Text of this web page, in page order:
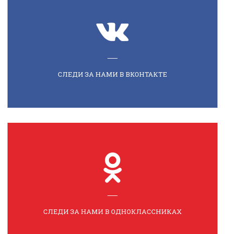
СЛЕДИ ЗА НАМИ В ВКОНТАКТЕ
СЛЕДИ ЗА НАМИ В ОДНОКЛАССНИКАХ